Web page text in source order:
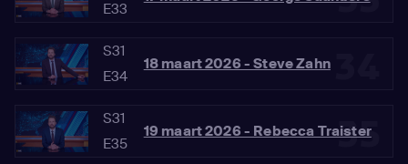
E33
S31
E34
18 maart 2026 - Steve Zahn
35
S31
E35
19 maart 2026 - Rebecca Traister